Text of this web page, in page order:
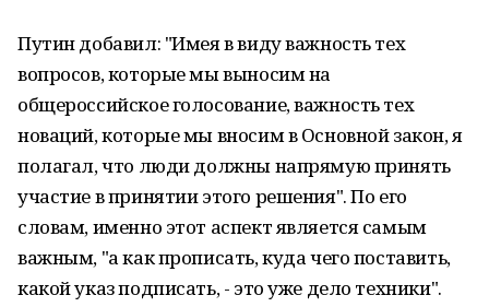
Путин добавил: "Имея в виду важность тех
вопросов, которые мы выносим на
общероссийское голосование, важность тех
новаций, которые мы вносим в Основной закон, я
полагал, что люди должны напрямую принять
участие в принятии этого решения". По его
словам, именно этот аспект является самым
важным, "а как прописать, куда чего поставить,
какой указ подписать, - это уже дело техники".